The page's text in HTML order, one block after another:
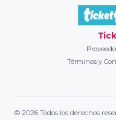
Términos y
© 2026 Todos los derechos